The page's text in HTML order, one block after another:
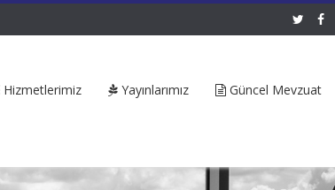
Hizmetlerimiz Yayınlarımız Güncel Mevzuat